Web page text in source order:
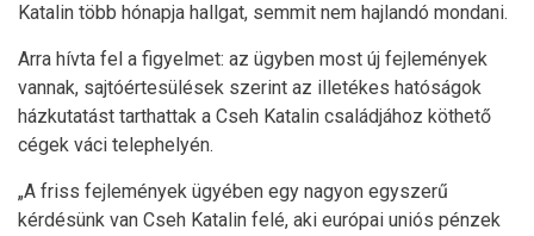
Katalin több hónapja hallgat, semmit nem hajlandó mondani.
Arra hívta fel a figyelmet: az ügyben most új fejlemények
vannak, sajtóértesülések szerint az illetékes hatóságok
házkutatást tarthattak a Cseh Katalin családjához köthető
cégek váci telephelyén.
„A friss fejlemények ügyében egy nagyon egyszerű
kérdésünk van Cseh Katalin felé, aki európai uniós pénzek